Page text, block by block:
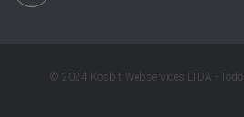
© 2024 Kosbit Webservices LTDA -